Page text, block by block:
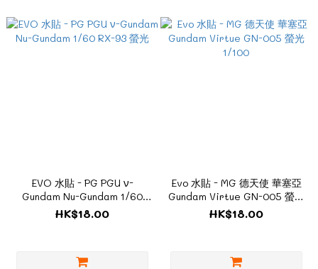
EVO 水貼 - PG PGU ν-
Gundam Nu-Gundam 1/60
RX-93 螢光
HK$18.00
Evo 水貼 - MG 德天使 華塞亞
Gundam Virtue GN-005 螢光
1/100
HK$18.00